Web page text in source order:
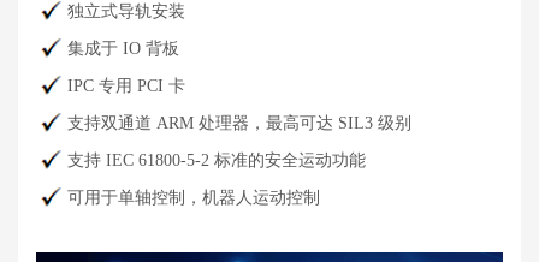
独立式导轨安装
集成于 IO 背板
IPC 专用 PCI 卡
支持双通道 ARM 处理器，最高可达 SIL3 级别
支持 IEC 61800-5-2 标准的安全运动功能
可用于单轴控制，机器人运动控制